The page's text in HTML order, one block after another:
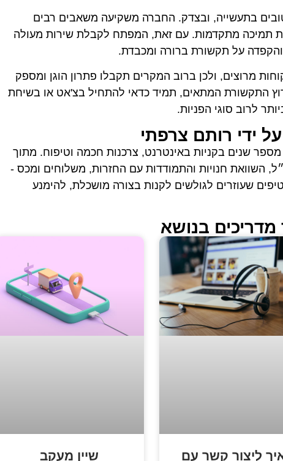
בתעשייה, ובצדק. החברה משקיעה משאבים רבים
תמיכה מתקדמות. עם זאת, המפתח לקבלת שירות מעולה
והקפדה על תקשורת ברורה ומכבדת.
מרוצים, ולכן ברוב המקרים תקבלו פתרון הוגן ומספק
התקשורת המתאים, תמיד כדאי להתחיל בצ'אט או בשיחת
לרוב סוגי הפניות.
ידי רותם צרפתי
שנים בקניות באינטרנט, צרכנות חכמה וטיפוח. מתוך
השוואת חנויות והתמודדות עם החזרות, משלוחים ומכס -
שעוזרים לגולשים לקנות בצורה מושכלת, להימנע
מדריכים בנושא
ליצור קשר עם שיין מעקב